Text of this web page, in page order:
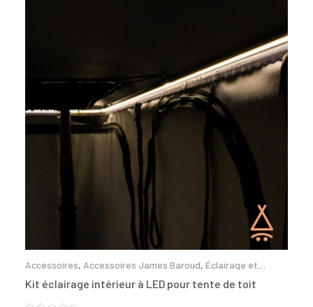
Accessoires, Accessoires James Baroud, Éclairage et
Kit éclairage intérieur à LED pour tente de toit